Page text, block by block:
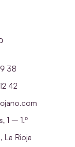
38
42
1 – 1.º
Rioja